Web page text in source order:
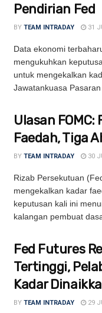
Pendirian Fed
BY TEAM INTRADAY 31
Data ekonomi
mengukuhkan
untuk mengekalkan
Jawatankuasa Pasaran
Ulasan FOMC:
Faedah, Tiga
BY TEAM INTRADAY 30
Rizab Persekutuan
mengekalkan kadar
keputusan kali ini
kalangan pembuat
Fed Futures
Tertinggi,
Kadar
BY TEAM INTRADAY 29